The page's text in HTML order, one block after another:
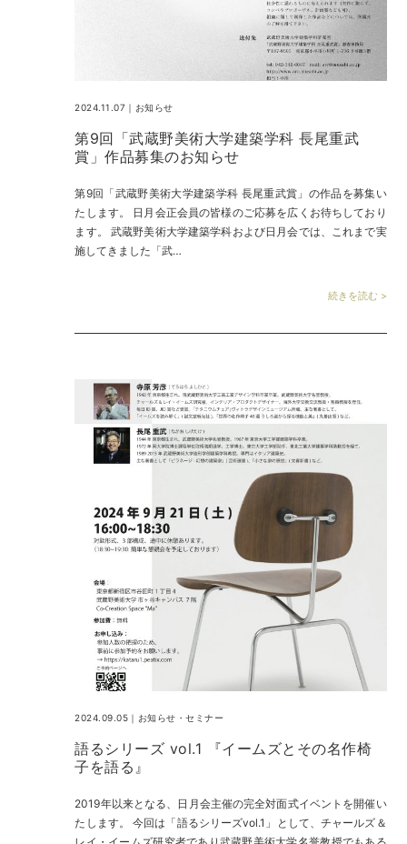
2024.11.07｜ お知らせ
第9回「武蔵野美術大学建築学科 長尾重武
賞」作品募集のお知らせ
第9回「武蔵野美術大学建築学科 長尾重武賞」の作品を募集い
たします。 日月会正会員の皆様のご応募を広くお待ちしており
ます。 武蔵野美術大学建築学科および日月会では、これまで実
施してきました「武…
続きを読む >
2024.09.05｜ お知らせ ・セミナー
語るシリーズ vol.1 『イームズとその名作椅
子を語る』
2019年以来となる、日月会主催の完全対面式イベントを開催い
たします。 今回は「語るシリーズvol.1」として、チャールズ＆